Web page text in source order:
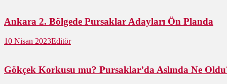
Ankara 2. Bölgede Pursaklar Adayları Ön Planda
10 Nisan 2023Editör
Gökçek Korkusu mu? Pursaklar’da Aslında Ne